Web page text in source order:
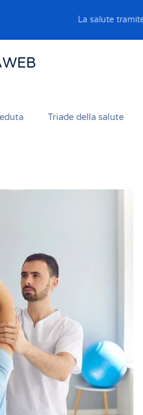
La salute
Triade della salute